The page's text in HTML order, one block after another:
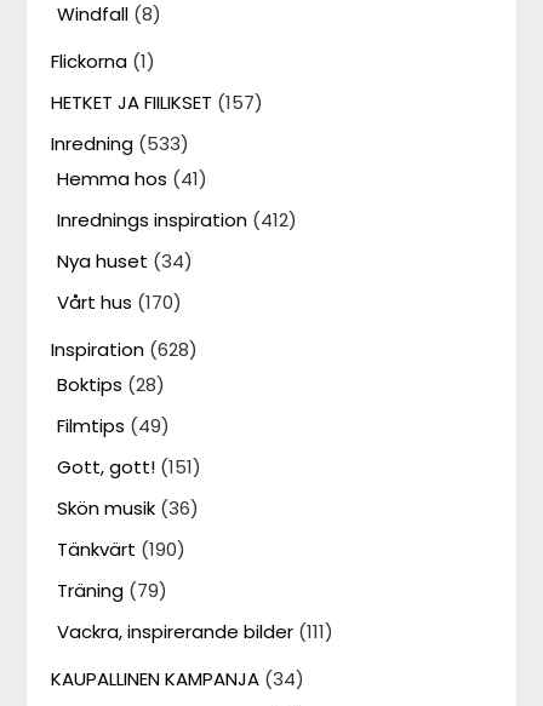
Windfall (8)
Flickorna (1)
HETKET JA FIILIKSET (157)
Inredning (533)
Hemma hos (41)
Inrednings inspiration (412)
Nya huset (34)
Vårt hus (170)
Inspiration (628)
Boktips (28)
Filmtips (49)
Gott, gott! (151)
Skön musik (36)
Tänkvärt (190)
Träning (79)
Vackra, inspirerande bilder (111)
KAUPALLINEN KAMPANJA (34)